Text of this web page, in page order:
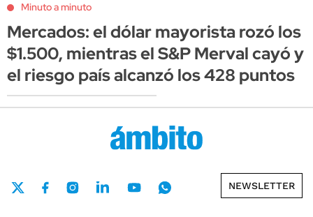
Minuto a minuto
Mercados: el dólar mayorista rozó los
$1.500, mientras el S&P Merval cayó y
el riesgo país alcanzó los 428 puntos
NEWSLETTER